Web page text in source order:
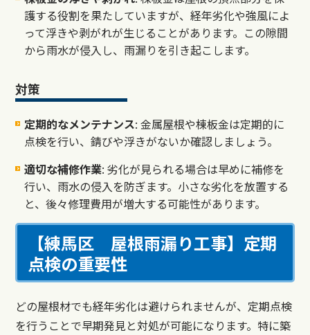
護する役割を果たしていますが、経年劣化や強風によ
って浮きや剥がれが生じることがあります。この隙間
から雨水が侵入し、雨漏りを引き起こします。
対策
定期的なメンテナンス: 金属屋根や棟板金は定期的に
点検を行い、錆びや浮きがないか確認しましょう。
適切な補修作業: 劣化が見られる場合は早めに補修を
行い、雨水の侵入を防ぎます。小さな劣化を放置する
と、後々修理費用が増大する可能性があります。
【練馬区 屋根雨漏り工事】定期
点検の重要性
どの屋根材でも経年劣化は避けられませんが、定期点検
を行うことで早期発見と対処が可能になります。特に築